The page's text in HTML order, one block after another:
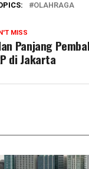
OLAHRAGA
MISS
Panjang
di Jakarta